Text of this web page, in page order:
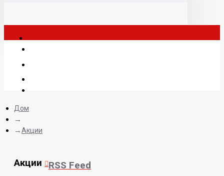
Дом
Акции
Акции RSS Feed